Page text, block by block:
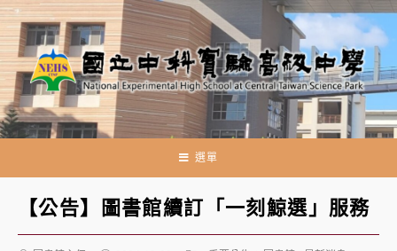
跳
轉
至
主
要
內
選單
【公告】圖書館續訂「一刻鯨選」服務